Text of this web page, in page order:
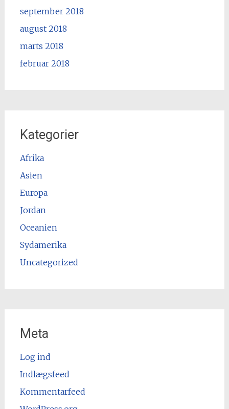
september 2018
august 2018
marts 2018
februar 2018
Kategorier
Afrika
Asien
Europa
Jordan
Oceanien
Sydamerika
Uncategorized
Meta
Log ind
Indlægsfeed
Kommentarfeed